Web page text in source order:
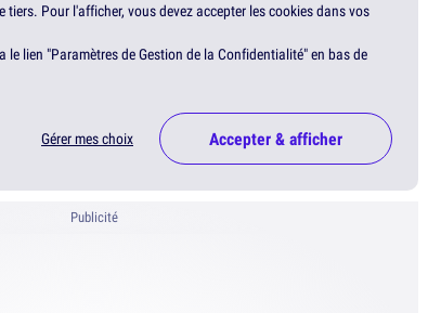
tiers. Pour l'afficher, vous devez accepter les cookies dans vos
lien "Paramètres de Gestion de la Confidentialité" en bas de
Gérer mes choix Accepter & afficher
Publicité